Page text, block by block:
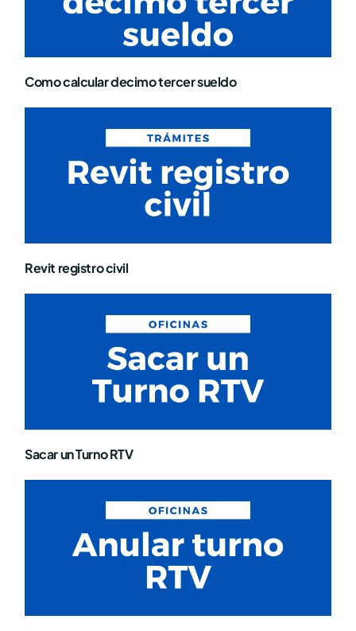
Como calcular decimo tercer sueldo
Revit registro civil
Sacar un Turno RTV